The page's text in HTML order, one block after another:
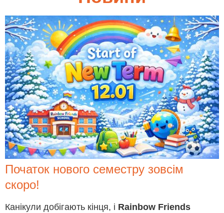
Початок нового семестру зовсім
скоро!
Канікули добігають кінця, і Rainbow Friends